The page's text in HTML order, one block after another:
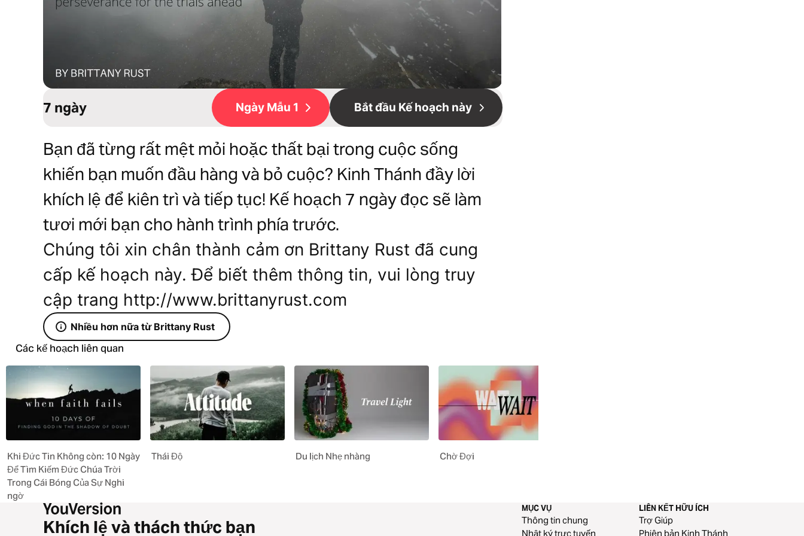
7 ngày Ngày Mẫu 1 Bắt đầu Kế hoạch này
Bạn đã từng rất mệt mỏi hoặc thất bại trong cuộc sống
khiến bạn muốn đầu hàng và bỏ cuộc? Kinh Thánh đầy lời
khích lệ để kiên trì và tiếp tục! Kế hoạch 7 ngày đọc sẽ làm
tươi mới bạn cho hành trình phía trước.
Chúng tôi xin chân thành cảm ơn Brittany Rust đã cung
cấp kế hoạch này. Để biết thêm thông tin, vui lòng truy
cập trang http://www.brittanyrust.com
Nhiều hơn nữa từ Brittany Rust
Các kế hoạch liên quan
Khi Đức Tin Không còn: 10 Ngày
Để Tìm Kiếm Đức Chúa Trời
Trong Cái Bóng Của Sự Nghi
ngờ
Thái Độ Du lịch Nhẹ nhàng Chờ Đợi
Khích lệ và thách thức bạn
MỤC VỤ
Thông tin chung
Nhật ký trực tuyến
LIÊN KẾT HỮU ÍCH
Trợ Giúp
Phiên bản Kinh Thánh